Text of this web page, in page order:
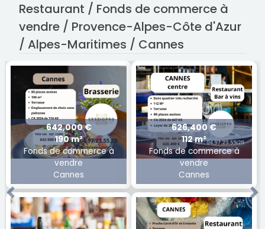
Restaurant / Fonds de commerce à
vendre / Provence-Alpes-Côte d'Azur
/ Alpes-Maritimes / Cannes
642,000 €
190 m²
Fonds de commerce à
vendre
Cannes
626,400 €
112 m²
Fonds de commerce à
vendre
Cannes
Previous